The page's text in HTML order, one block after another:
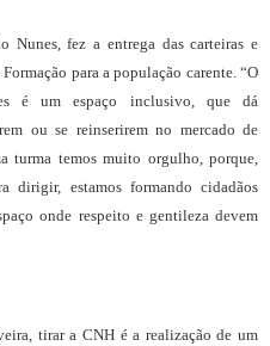
Nunes, fez a entrega das carteiras e
para a população carente. “O
é um espaço inclusivo, que dá
ou se reinserirem no mercado de
turma temos muito orgulho, porque,
dirigir, estamos formando cidadãos
onde respeito e gentileza devem
tirar a CNH é a realização de um